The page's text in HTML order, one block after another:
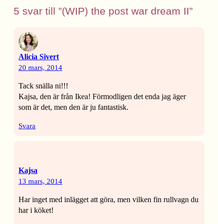
5 svar till ”(WIP) the post war dream II”
Alicia Sivert
20 mars, 2014
Tack snälla ni!!!
Kajsa, den är från Ikea! Förmodligen det enda jag äger
som är det, men den är ju fantastisk.
Svara
Kajsa
13 mars, 2014
Har inget med inlägget att göra, men vilken fin rullvagn du
har i köket!